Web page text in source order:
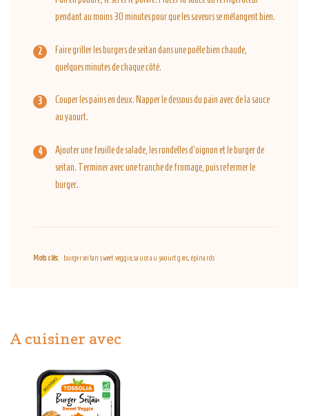
pendant au moins 30 minutes pour que les saveurs se mélangent bien.
Faire griller les burgers de seitan dans une poêle bien chaude,
quelques minutes de chaque côté.
Couper les pains en deux. Napper le dessous du pain avec de la sauce
au yaourt.
Ajouter une feuille de salade, les rondelles d'oignon et le burger de
seitan. Terminer avec une tranche de fromage, puis refermer le
burger.
Mots clés: burger seitan sweet veggie, sauce au yaourt grec, épinards
A cuisiner avec